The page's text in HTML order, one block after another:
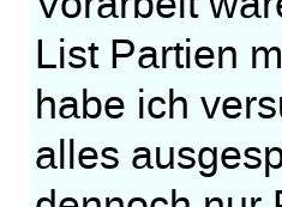
List Partien
habe ich
alles